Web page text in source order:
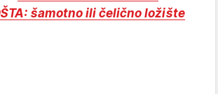
šamotno ili čelično ložište